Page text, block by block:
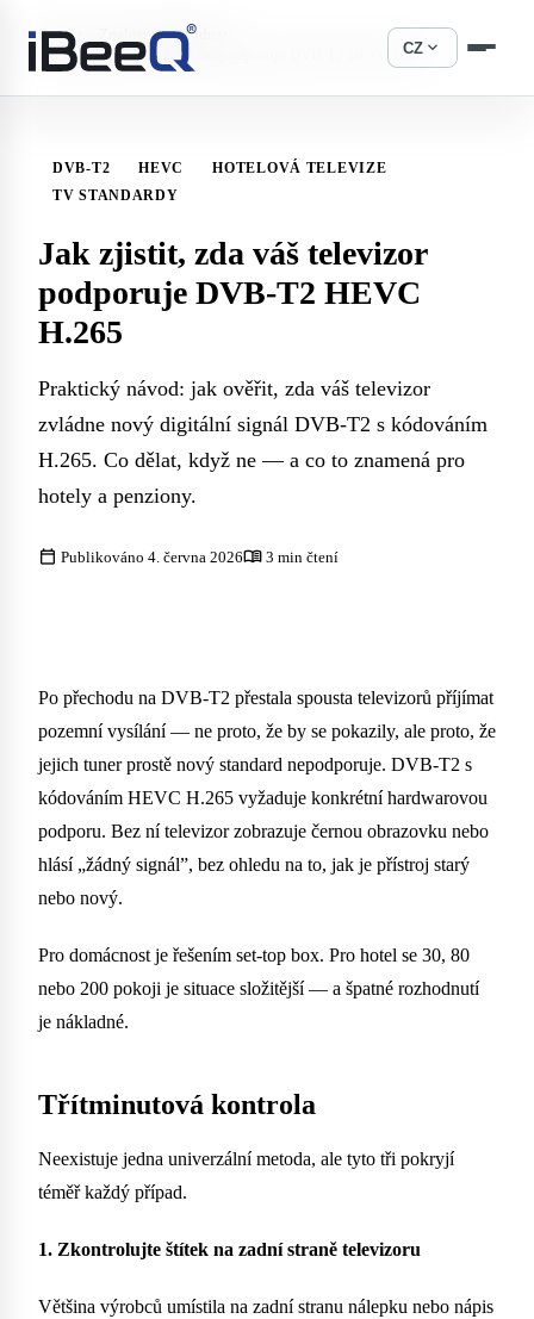
CZ expand_more
Domů Znalostní základna
Jak zjistit, zda váš televizor podporuje DVB-T2 HEVC H.265
DVB-T2 HEVC
HOTELOVÁ TELEVIZE
TV STANDARDY
Jak zjistit, zda váš televizor
podporuje DVB-T2 HEVC
H.265
Praktický návod: jak ověřit, zda váš televizor
zvládne nový digitální signál DVB-T2 s kódováním
H.265. Co dělat, když ne — a co to znamená pro
hotely a penziony.
calendar_today Publikováno 4. června 2026menu_book 3 min čtení
Po přechodu na DVB-T2 přestala spousta televizorů příjímat
pozemní vysílání — ne proto, že by se pokazily, ale proto, že
jejich tuner prostě nový standard nepodporuje. DVB-T2 s
kódováním HEVC H.265 vyžaduje konkrétní hardwarovou
podporu. Bez ní televizor zobrazuje černou obrazovku nebo
hlásí „žádný signál”, bez ohledu na to, jak je přístroj starý
nebo nový.
Pro domácnost je řešením set-top box. Pro hotel se 30, 80
nebo 200 pokoji je situace složitější — a špatné rozhodnutí
je nákladné.
Třítminutová kontrola
Neexistuje jedna univerzální metoda, ale tyto tři pokryjí
téměř každý případ.
1. Zkontrolujte štítek na zadní straně televizoru
Většina výrobců umístila na zadní stranu nálepku nebo nápis